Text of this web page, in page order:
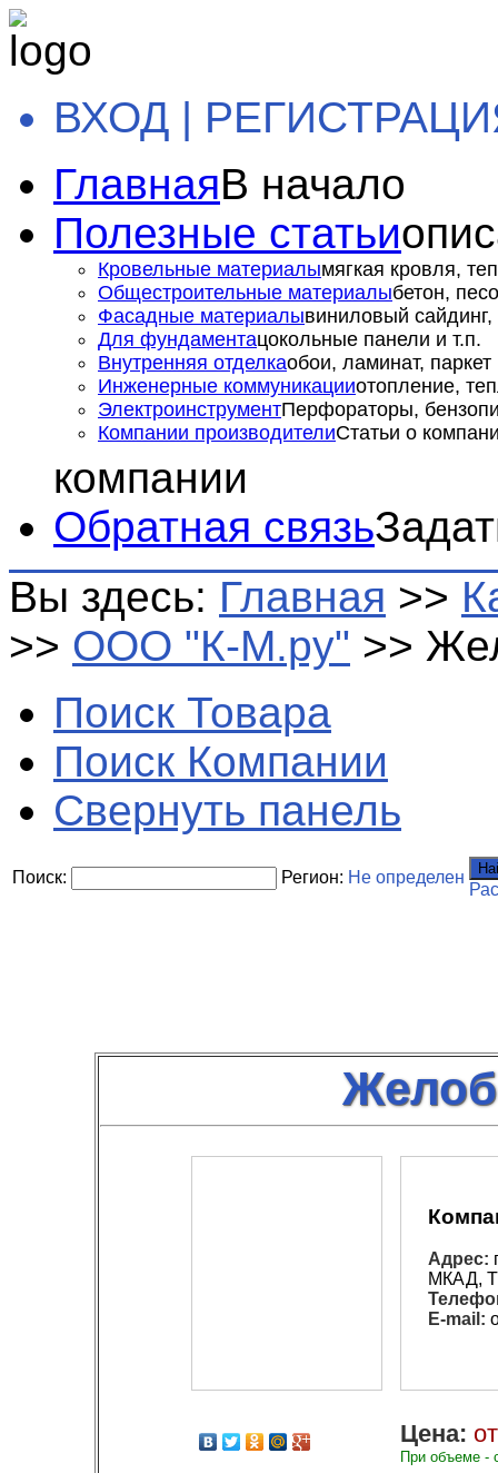
ВХОД |
ГлавнаяВ начало
Полезные статьи
Кровельные материалымягкая кровля,
Общестроительные материалыбетон,
Фасадные материалывиниловый сайдинг,
Для фундаментацокольные панели и т.п.
Внутренняя отделкаобои, ламинат, паркет
Инженерные коммуникацииотопление,
ЭлектроинструментПерфораторы,
Компании производителиСтатьи о
компании
Обратная связь
Вы здесь: Главная >>
>> ООО "К-М.ру" >>
Поиск Товара
Поиск Компании
Свернуть панель
Поиск: Регион: Не определен
Адрес:
МКАД,
E-mail:
Цена:
При объеме -